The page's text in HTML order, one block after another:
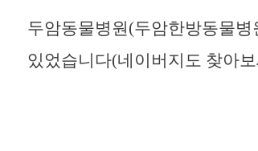
두암동물병원(두암한방동물
있었습니다(네이버지도 찾아